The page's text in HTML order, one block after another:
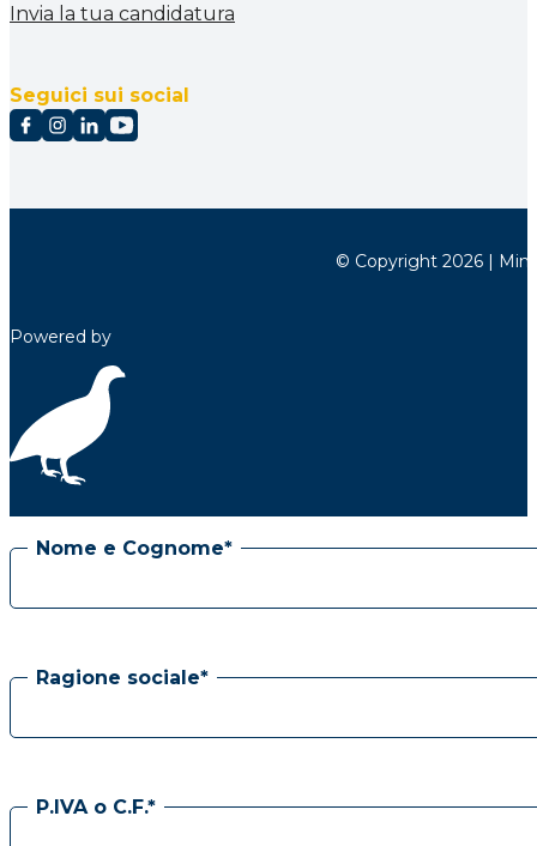
Invia la tua candidatura
Seguici sui social
© Copyright 2026 |
Powered by
Nome e Cognome*
Ragione sociale*
P.IVA o C.F.*